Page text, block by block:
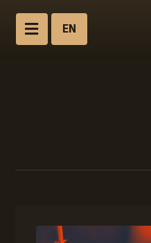
EN